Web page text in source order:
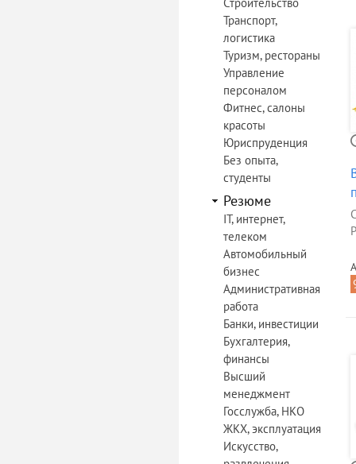
Транспорт,
логистика
Туризм, рестораны
Управление
персоналом
Фитнес, салоны
красоты
Юриспруденция
Без опыта,
студенты
Резюме
IT, интернет,
телеком
Автомобильный
бизнес
Административная
работа
Банки, инвестиции
Бухгалтерия,
финансы
Высший
менеджмент
Госслужба, НКО
ЖКХ, эксплуатация
Искусство,